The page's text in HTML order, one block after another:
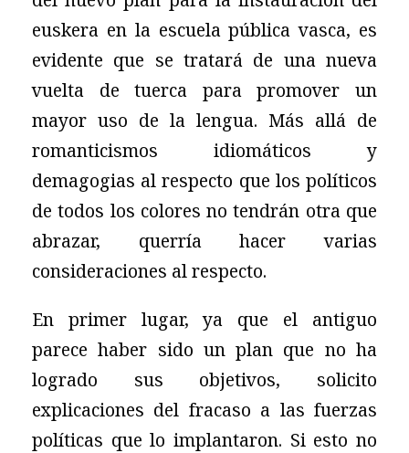
euskera en la escuela pública vasca, es
evidente que se tratará de una nueva
vuelta de tuerca para promover un
mayor uso de la lengua. Más allá de
romanticismos idiomáticos y
demagogias al respecto que los políticos
de todos los colores no tendrán otra que
abrazar, querría hacer varias
consideraciones al respecto.
En primer lugar, ya que el antiguo
parece haber sido un plan que no ha
logrado sus objetivos, solicito
explicaciones del fracaso a las fuerzas
políticas que lo implantaron. Si esto no